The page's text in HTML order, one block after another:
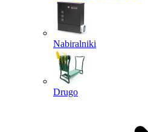
Nabiralniki
Drugo